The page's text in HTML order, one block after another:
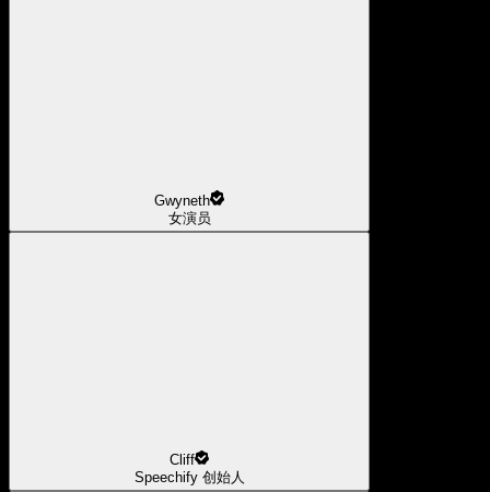
Gwyneth
女演员
Cliff
Speechify 创始人